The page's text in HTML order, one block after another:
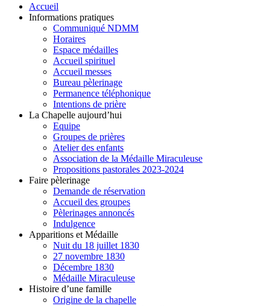
Accueil
Informations pratiques
Communiqué NDMM
Horaires
Espace médailles
Accueil spirituel
Accueil messes
Bureau pèlerinage
Permanence téléphonique
Intentions de prière
La Chapelle aujourd’hui
Equipe
Groupes de prières
Atelier des enfants
Association de la Médaille Miraculeuse
Propositions pastorales 2023-2024
Faire pèlerinage
Demande de réservation
Accueil des groupes
Pèlerinages annoncés
Indulgence
Apparitions et Médaille
Nuit du 18 juillet 1830
27 novembre 1830
Décembre 1830
Médaille Miraculeuse
Histoire d’une famille
Origine de la chapelle